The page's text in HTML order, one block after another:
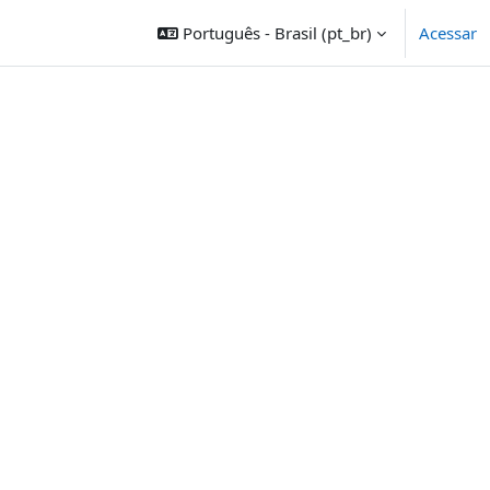
Português - Brasil ‎(pt_br)‎ Acessar